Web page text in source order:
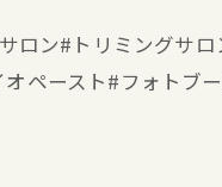
ン#トリミングサ
ペースト#フォトブ